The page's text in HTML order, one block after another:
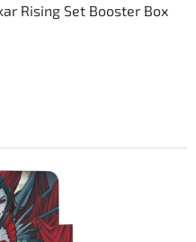
Rising Set Booster Box